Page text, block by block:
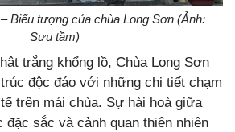
Biểu tượng của chùa Long Sơn (Ảnh:
Sưu tầm)
trắng khổng lồ, Chùa Long Sơn
độc đáo với những chi tiết chạm
trên mái chùa. Sự hài hoà giữa
đặc sắc và cảnh quan thiên nhiên